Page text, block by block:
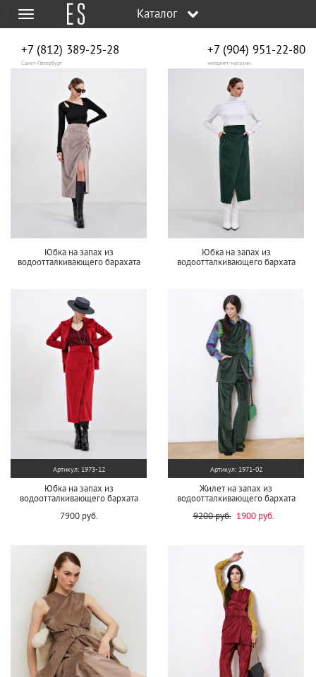
Меню Каталог
+7 (812) 389-25-28
Санкт-Петербург
+7 (904) 951‑22‑80
интернет-магазин
Юбка на запах из
водоотталкивающего барахата
Юбка на запах из
водоотталкивающего бархата
Артикул: 1973-12
Юбка на запах из
водоотталкивающего бархата
7900 руб.
Артикул: 1971-02
Жилет на запах из
водоотталкивающего бархата
9200 руб. 1900 руб.